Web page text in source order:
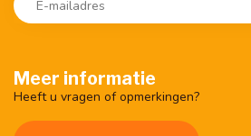
Meer informatie
Heeft u vragen of opmerkingen?